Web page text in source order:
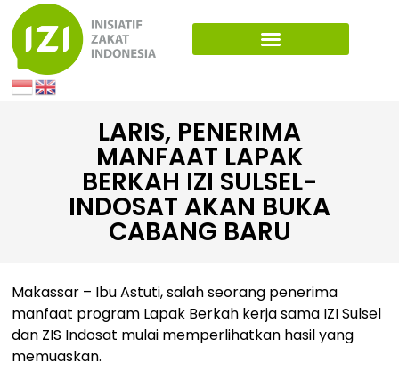
LARIS, PENERIMA
MANFAAT LAPAK
BERKAH IZI SULSEL-
INDOSAT AKAN BUKA
CABANG BARU
Makassar – Ibu Astuti, salah seorang penerima
manfaat program Lapak Berkah kerja sama IZI Sulsel
dan ZIS Indosat mulai memperlihatkan hasil yang
memuaskan.